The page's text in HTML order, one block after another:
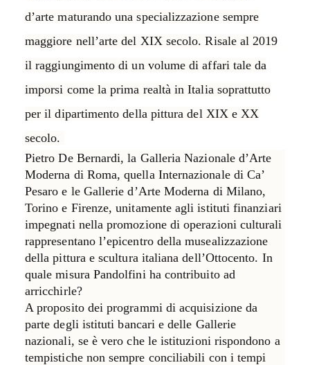
d’arte maturando una specializzazione sempre
maggiore nell’arte del XIX secolo. Risale al 2019
il raggiungimento di un volume di affari tale da
imporsi come la prima realtà in Italia soprattutto
per il dipartimento della pittura del XIX e XX
secolo.
Pietro De Bernardi, la Galleria Nazionale d’Arte
Moderna di Roma, quella Internazionale di Ca’
Pesaro e le Gallerie d’Arte Moderna di Milano,
Torino e Firenze, unitamente agli istituti finanziari
impegnati nella promozione di operazioni culturali
rappresentano l’epicentro della musealizzazione
della pittura e scultura italiana dell’Ottocento. In
quale misura Pandolfini ha contribuito ad
arricchirle?
A proposito dei programmi di acquisizione da
parte degli istituti bancari e delle Gallerie
nazionali, se è vero che le istituzioni rispondono a
tempistiche non sempre conciliabili con i tempi